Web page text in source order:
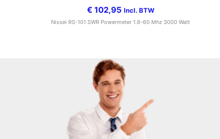
€102,95 Incl. BTW
Nissei RS-101 SWR Powermeter 1.6-60 Mhz 3000 Watt